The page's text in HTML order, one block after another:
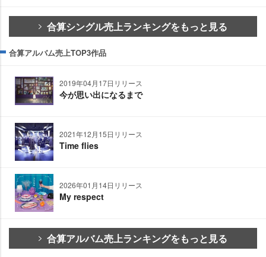
合算シングル売上ランキングをもっと見る
合算アルバム売上TOP3作品
2019年04月17日リリース
今が思い出になるまで
2021年12月15日リリース
Time flies
2026年01月14日リリース
My respect
合算アルバム売上ランキングをもっと見る